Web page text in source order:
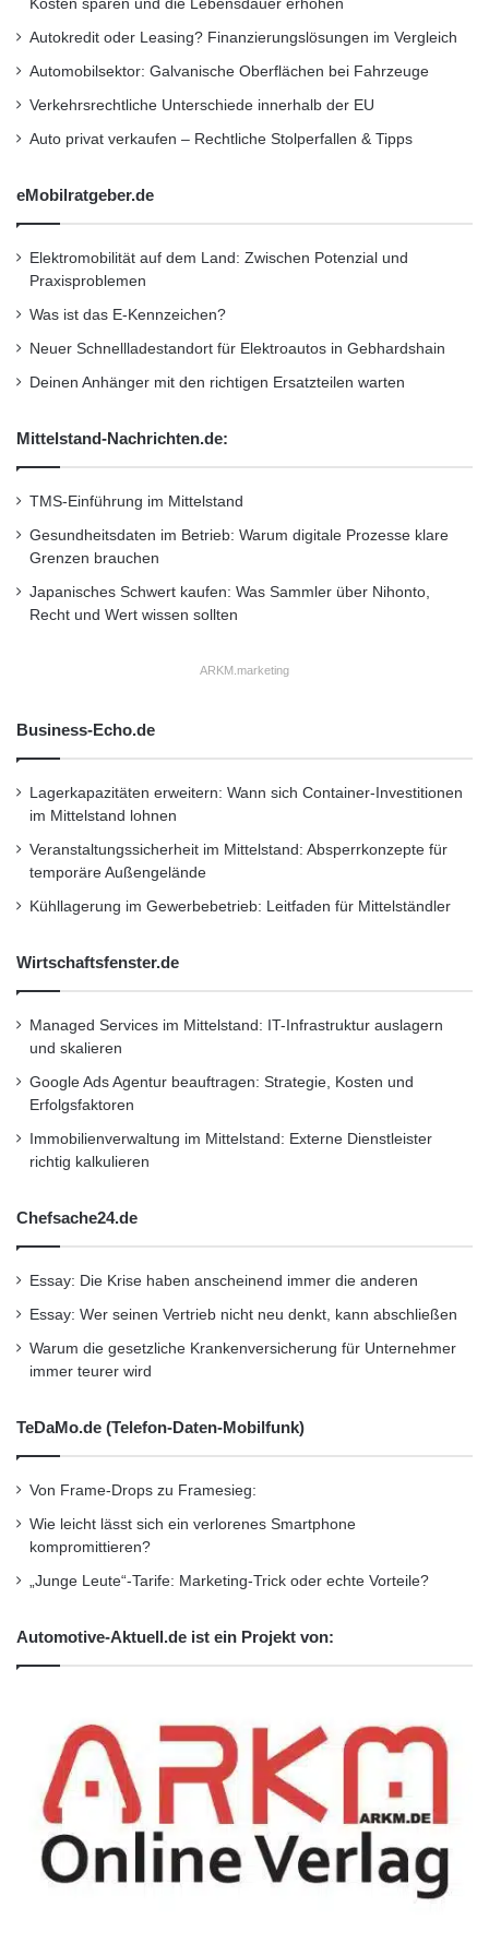
gesunder Rücken“ (AGR e.V.) zertifizierten
Fahrersitz gönnt sich jeder zweite Käufer.
Auto des Jahres
Opel Opel Insignia
Kosten sparen und die Lebensdauer erhöhen
Autokredit oder Leasing? Finanzierungslösungen im Vergleich
Automobilsektor: Galvanische Oberflächen bei Fahrzeuge
Verkehrsrechtliche Unterschiede innerhalb der EU
Auto privat verkaufen – Rechtliche Stolperfallen & Tipps
eMobilratgeber.de
Elektromobilität auf dem Land: Zwischen Potenzial und
Praxisproblemen
Was ist das E-Kennzeichen?
Neuer Schnellladestandort für Elektroautos in Gebhardshain
Deinen Anhänger mit den richtigen Ersatzteilen warten
Mittelstand-Nachrichten.de:
TMS-Einführung im Mittelstand
Gesundheitsdaten im Betrieb: Warum digitale Prozesse klare
Grenzen brauchen
Japanisches Schwert kaufen: Was Sammler über Nihonto,
Recht und Wert wissen sollten
ARKM.marketing
Business-Echo.de
Lagerkapazitäten erweitern: Wann sich Container-Investitionen
im Mittelstand lohnen
Veranstaltungssicherheit im Mittelstand: Absperrkonzepte für
temporäre Außengelände
Kühllagerung im Gewerbebetrieb: Leitfaden für Mittelständler
Wirtschaftsfenster.de
Managed Services im Mittelstand: IT-Infrastruktur auslagern
und skalieren
Google Ads Agentur beauftragen: Strategie, Kosten und
Erfolgsfaktoren
Immobilienverwaltung im Mittelstand: Externe Dienstleister
richtig kalkulieren
Chefsache24.de
Essay: Die Krise haben anscheinend immer die anderen
Essay: Wer seinen Vertrieb nicht neu denkt, kann abschließen
Warum die gesetzliche Krankenversicherung für Unternehmer
immer teurer wird
TeDaMo.de (Telefon-Daten-Mobilfunk)
Von Frame-Drops zu Framesieg:
Wie leicht lässt sich ein verlorenes Smartphone
kompromittieren?
„Junge Leute“-Tarife: Marketing-Trick oder echte Vorteile?
Automotive-Aktuell.de ist ein Projekt von: